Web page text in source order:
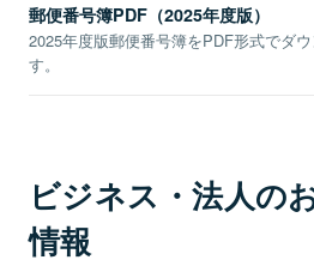
郵便番号簿PDF（2025年度版）
2025年度版郵便番号簿をPDF形式でダ
す。
ビジネス・法人の
情報